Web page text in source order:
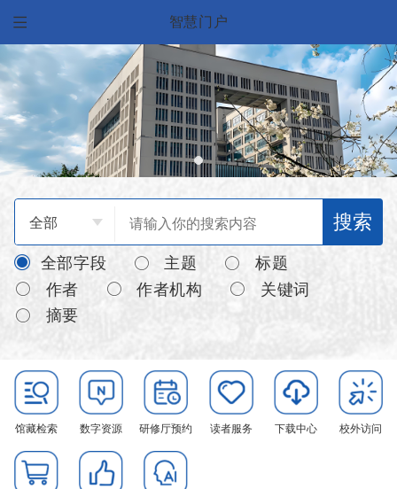
智慧门户
全部 搜索
全部字段 主题
标题
作者
作者机构
关键词
摘要
馆藏检索 数字资源 研修厅预约 读者服务 下载中心 校外访问